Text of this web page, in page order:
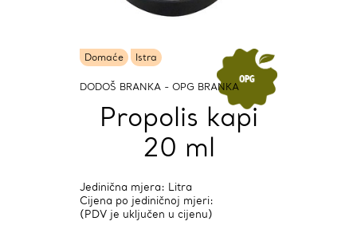
Domaće Istra
DODOŠ BRANKA - OPG BRANKA
Propolis kapi
20 ml
Jedinična mjera: Litra
Cijena po jediničnoj mjeri:
(PDV je uključen u cijenu)